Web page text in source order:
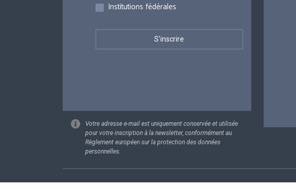
Institutions fédérales
Votre adresse e-mail est uniquement conservée et utilisée
pour votre inscription à la newsletter, conformément au
Règlement européen sur la protection des données
personnelles.